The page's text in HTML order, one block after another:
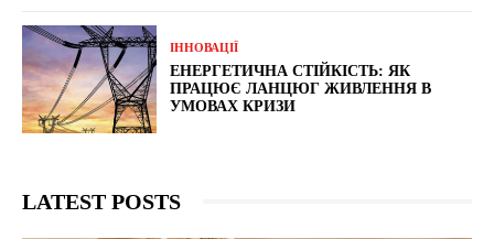
ІННОВАЦІЇ
ЕНЕРГЕТИЧНА СТІЙКІСТЬ: ЯК
ПРАЦЮЄ ЛАНЦЮГ ЖИВЛЕННЯ В
УМОВАХ КРИЗИ
LATEST POSTS